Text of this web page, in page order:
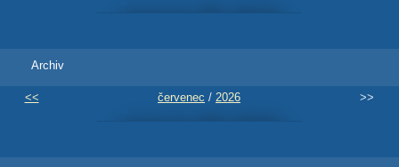
Archiv
<< červenec / 2026 >>